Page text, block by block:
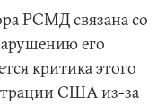
РСМД связана со
его
критика этого
США из-за